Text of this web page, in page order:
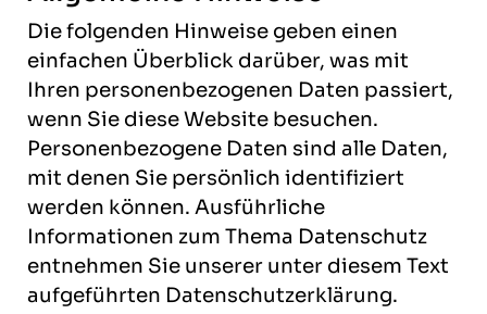
Die folgenden Hinweise geben einen
einfachen Überblick darüber, was mit
Ihren personenbezogenen Daten passiert,
wenn Sie diese Website besuchen.
Personenbezogene Daten sind alle Daten,
mit denen Sie persönlich identifiziert
werden können. Ausführliche
Informationen zum Thema Datenschutz
entnehmen Sie unserer unter diesem Text
aufgeführten Datenschutzerklärung.